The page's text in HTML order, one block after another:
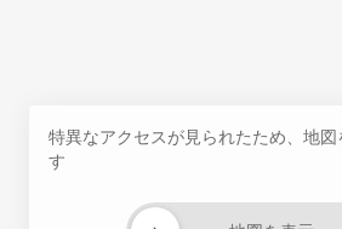
特異なアクセスが見られたため、地図
す